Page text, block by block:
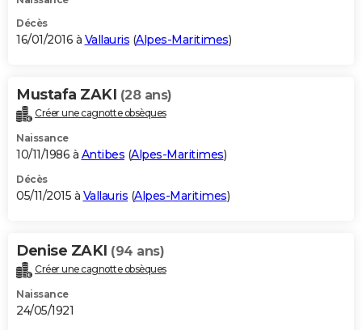
Décès
16/01/2016 à Vallauris (Alpes-Maritimes)
Mustafa ZAKI (28 ans)
Créer une cagnotte obsèques
Naissance
10/11/1986 à Antibes (Alpes-Maritimes)
Décès
05/11/2015 à Vallauris (Alpes-Maritimes)
Denise ZAKI (94 ans)
Créer une cagnotte obsèques
Naissance
24/05/1921